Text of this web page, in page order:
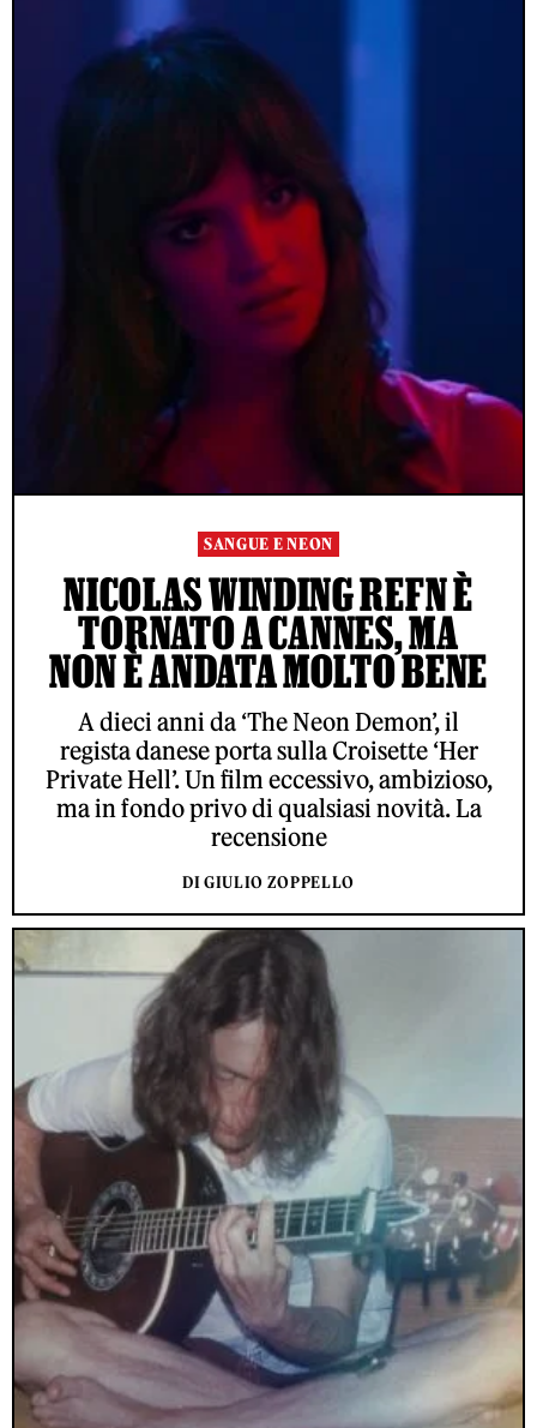
SANGUE E NEON
NICOLAS WINDING REFN È
TORNATO A CANNES, MA
NON È ANDATA MOLTO BENE
A dieci anni da ‘The Neon Demon’, il
regista danese porta sulla Croisette ‘Her
Private Hell’. Un film eccessivo, ambizioso,
ma in fondo privo di qualsiasi novità. La
recensione
DI GIULIO ZOPPELLO